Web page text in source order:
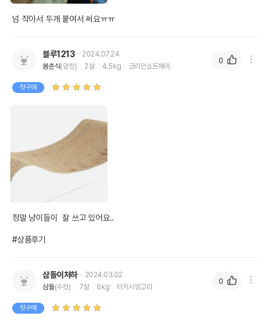
넘 작아서 두개 붙여서 써요ㅠㅠ
블루1213
2024.07.24
봄춘식(암컷) 2살 4.5kg 코리안쇼트헤어
첫구매
정말 냥이들이  잘 쓰고 있어요..
#상품후기
0
삼돌이처하
2024.03.02
삼돌(수컷) 7살 6kg 터키시앙고라
첫구매
0